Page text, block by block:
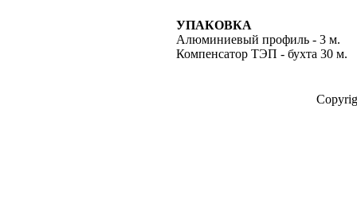
УПАКОВКА
Алюминиевый профиль - 3 м.
Компенсатор ТЭП - бухта 30 м.